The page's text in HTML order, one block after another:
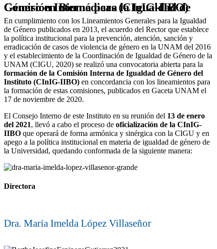
Comisión Interna para la Igualdad de Género en Biomédicas (CInIG-IIBO)
En cumplimiento con los Lineamientos Generales para la Igualdad
de Género publicados en 2013, el acuerdo del Rector que establece
la política institucional para la prevención, atención, sanción y
erradicación de casos de violencia de género en la UNAM del 2016
y el establecimiento de la Coordinación de Igualdad de Género de la
UNAM (CIGU, 2020) se realizó una convocatoria abierta para la
formación de la Comisión Interna de Igualdad de Género del
Instituto (CInIG-IIBO) en concordancia con los lineamientos para
la formación de estas comisiones, publicados en Gaceta UNAM el
17 de noviembre de 2020.
El Consejo Interno de este Instituto en su reunión del 13 de enero
del 2021, llevó a cabo el proceso de oficialización de la CInIG-
IIBO que operará de forma armónica y sinérgica con la CIGU y en
apego a la política institucional en materia de igualdad de género de
la Universidad, quedando conformada de la siguiente manera:
Directora
Dra. María Imelda López Villaseñor